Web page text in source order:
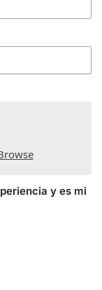
y es mi